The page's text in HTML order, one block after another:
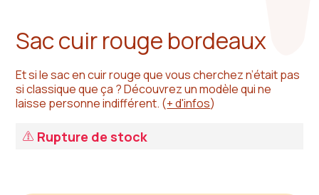
Sac cuir rouge bordeaux
Et si le sac en cuir rouge que vous cherchez n’était pas
si classique que ça ? Découvrez un modèle qui ne
laisse personne indifférent. (+ d'infos)
Rupture de stock